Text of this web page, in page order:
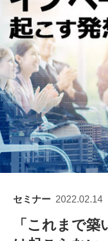
セミナー 2022.02.14
「これまで